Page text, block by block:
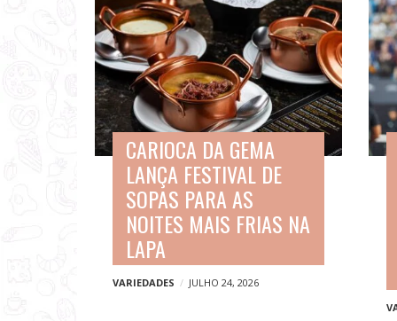
CARIOCA DA GEMA
LANÇA FESTIVAL DE
SOPAS PARA AS
NOITES MAIS FRIAS NA
LAPA
VARIEDADES JULHO 24, 2026